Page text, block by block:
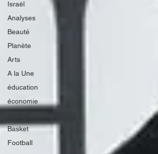
Israël
Analyses
Beauté
Planète
Arts
A la Une
éducation
économie
Basket
Football